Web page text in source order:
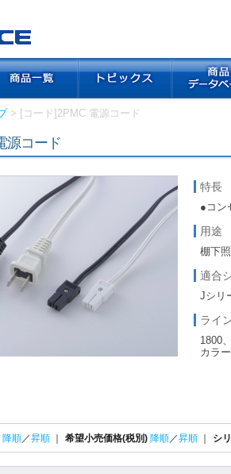
> [コード]2PMC 電源コード
源コード
特長
●コン
用途
棚下
適合
Jシリ
ライ
1800
カラ
降順／昇順 希望小売価格(税別) 降順／昇順 シ